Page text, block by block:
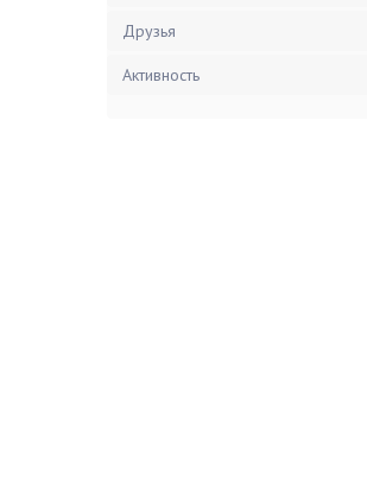
Друзья
Активность